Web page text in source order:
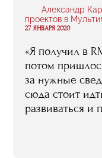
Александр
проектов в
27 ЯНВАРЯ 2020
«Я получил в
потом
за нужные
сюда стоит
развиваться и